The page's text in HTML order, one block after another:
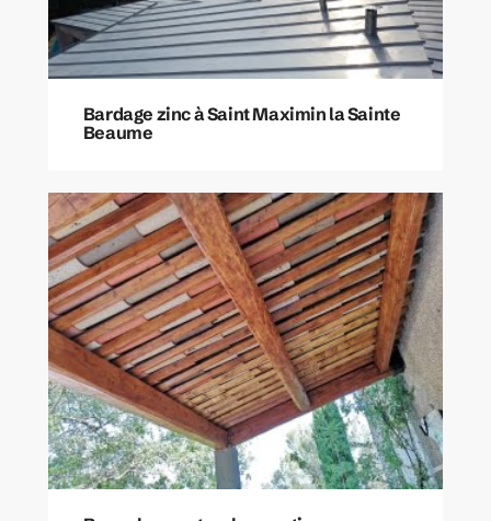
Bardage zinc à Saint Maximin la Sainte
Beaume